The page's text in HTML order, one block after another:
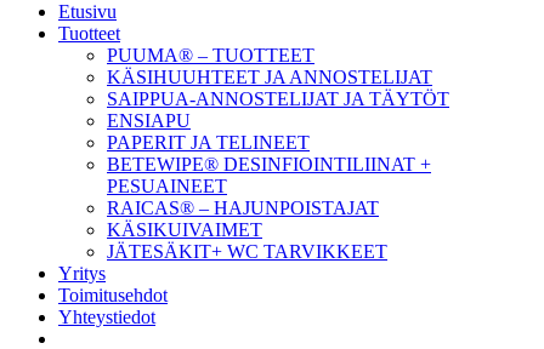
Etusivu
Tuotteet
PUUMA® – TUOTTEET
KÄSIHUUHTEET JA ANNOSTELIJAT
SAIPPUA-ANNOSTELIJAT JA TÄYTÖT
ENSIAPU
PAPERIT JA TELINEET
BETEWIPE® DESINFIOINTILIINAT +
PESUAINEET
RAICAS® – HAJUNPOISTAJAT
KÄSIKUIVAIMET
JÄTESÄKIT+ WC TARVIKKEET
Yritys
Toimitusehdot
Yhteystiedot